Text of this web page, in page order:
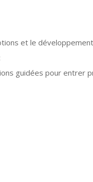
et le développement
guidées pour entrer